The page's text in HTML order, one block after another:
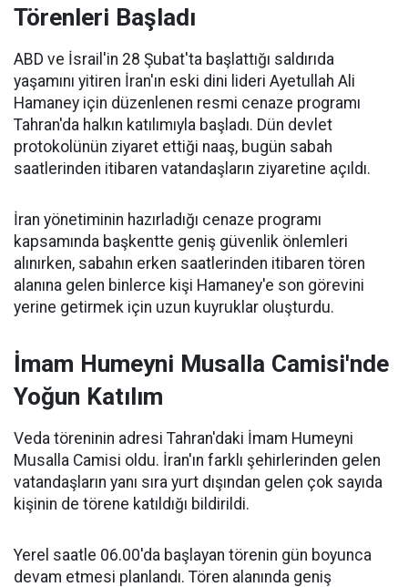
Törenleri Başladı
ABD ve İsrail'in 28 Şubat'ta başlattığı saldırıda
yaşamını yitiren İran'ın eski dini lideri Ayetullah Ali
Hamaney için düzenlenen resmi cenaze programı
Tahran'da halkın katılımıyla başladı. Dün devlet
protokolünün ziyaret ettiği naaş, bugün sabah
saatlerinden itibaren vatandaşların ziyaretine açıldı.
İran yönetiminin hazırladığı cenaze programı
kapsamında başkentte geniş güvenlik önlemleri
alınırken, sabahın erken saatlerinden itibaren tören
alanına gelen binlerce kişi Hamaney'e son görevini
yerine getirmek için uzun kuyruklar oluşturdu.
İmam Humeyni Musalla Camisi'nde
Yoğun Katılım
Veda töreninin adresi Tahran'daki İmam Humeyni
Musalla Camisi oldu. İran'ın farklı şehirlerinden gelen
vatandaşların yanı sıra yurt dışından gelen çok sayıda
kişinin de törene katıldığı bildirildi.
Yerel saatle 06.00'da başlayan törenin gün boyunca
devam etmesi planlandı. Tören alanında geniş